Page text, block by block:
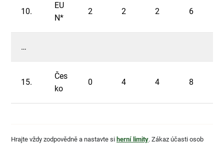
10.
EU
N*
2 2 2 6
…
15.
Čes
ko
0 4 4 8
Hrajte vždy zodpovědně a nastavte si herní limity. Zákaz účasti osob